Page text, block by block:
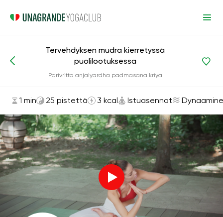
Asanat ja harjoitukset Istuasennot
Tervehdyksen mudra kierretyssä
puolilootuksessa
Parivritta anjalyardha padmasana kriya
1 min 25 pistettä 3 kcal Istuasennot